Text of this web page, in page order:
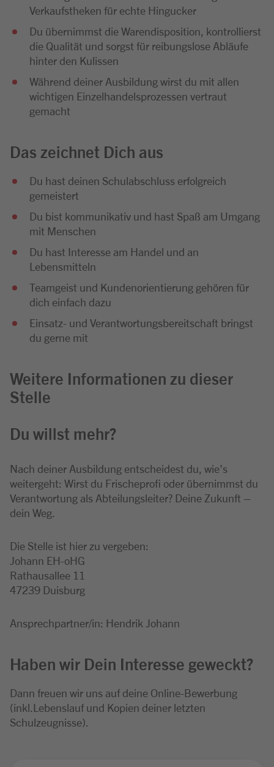
Verkaufstheken für echte Hingucker
Du übernimmst die Warendisposition, kontrollierst
die Qualität und sorgst für reibungslose Abläufe
hinter den Kulissen
Während deiner Ausbildung wirst du mit allen
wichtigen Einzelhandelsprozessen vertraut
gemacht
Das zeichnet Dich aus
Du hast deinen Schulabschluss erfolgreich
gemeistert
Du bist kommunikativ und hast Spaß am Umgang
mit Menschen
Du hast Interesse am Handel und an
Lebensmitteln
Teamgeist und Kundenorientierung gehören für
dich einfach dazu
Einsatz- und Verantwortungsbereitschaft bringst
du gerne mit
Weitere Informationen zu dieser
Stelle
Du willst mehr?
Nach deiner Ausbildung entscheidest du, wie’s
weitergeht: Wirst du Frischeprofi oder übernimmst du
Verantwortung als Abteilungsleiter? Deine Zukunft –
dein Weg.
Die Stelle ist hier zu vergeben:
Johann EH-oHG
Rathausallee 11
47239 Duisburg
Ansprechpartner/in: Hendrik Johann
Haben wir Dein Interesse geweckt?
Dann freuen wir uns auf deine Online-Bewerbung
(inkl.Lebenslauf und Kopien deiner letzten
Schulzeugnisse).